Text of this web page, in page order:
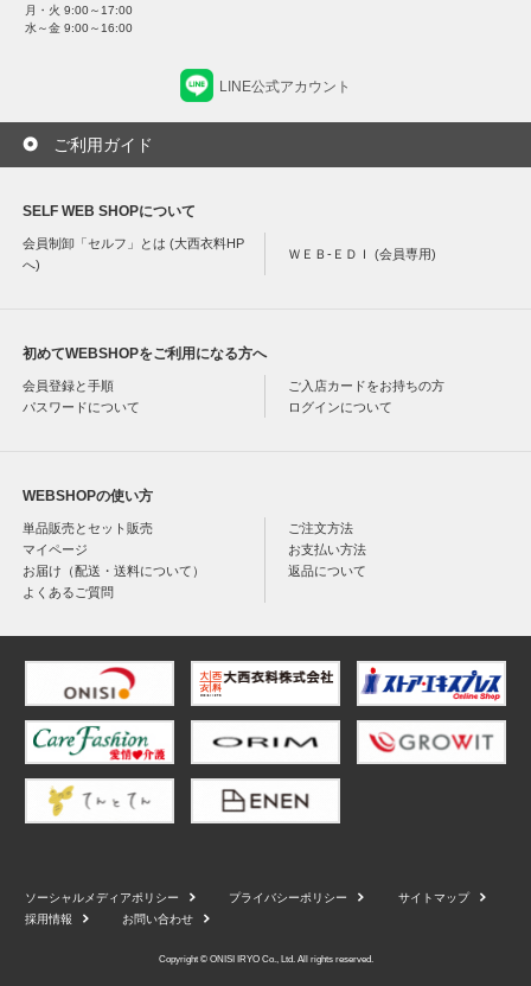
月・火 9:00～17:00
水～金 9:00～16:00
LINE公式アカウント
ご利用ガイド
SELF WEB SHOPについて
会員制卸「セルフ」とは (大西衣料HP
へ)
ＷＥＢ-ＥＤＩ (会員専用)
初めてWEBSHOPをご利用になる方へ
会員登録と手順
ご入店カードをお持ちの方
パスワードについて
ログインについて
WEBSHOPの使い方
単品販売とセット販売
ご注文方法
マイページ
お支払い方法
お届け（配送・送料について）
返品について
よくあるご質問
ソーシャルメディアポリシー プライバシーポリシー
サイトマップ
採用情報
お問い合わせ
Copyright © ONISI IRYO Co., Ltd. All rights reserved.